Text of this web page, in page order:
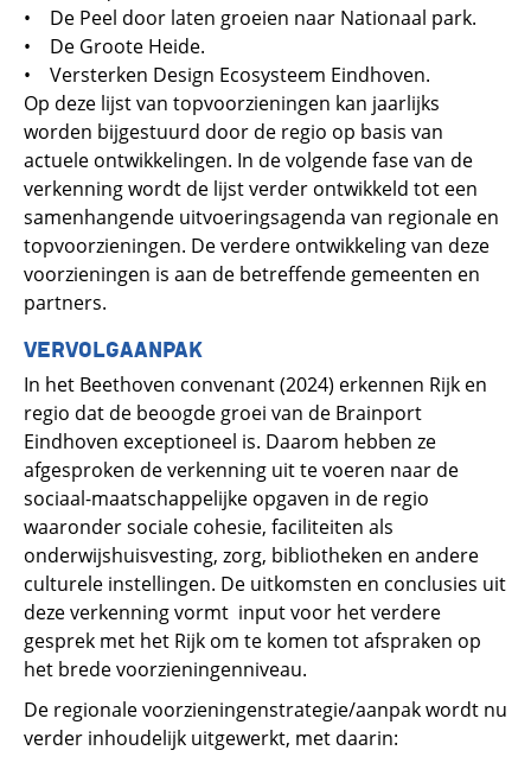
• De Peel door laten groeien naar Nationaal park.
• De Groote Heide.
• Versterken Design Ecosysteem Eindhoven.
Op deze lijst van topvoorzieningen kan jaarlijks
worden bijgestuurd door de regio op basis van
actuele ontwikkelingen. In de volgende fase van de
verkenning wordt de lijst verder ontwikkeld tot een
samenhangende uitvoeringsagenda van regionale en
topvoorzieningen. De verdere ontwikkeling van deze
voorzieningen is aan de betreffende gemeenten en
partners.
VERVOLGAANPAK
In het Beethoven convenant (2024) erkennen Rijk en
regio dat de beoogde groei van de Brainport
Eindhoven exceptioneel is. Daarom hebben ze
afgesproken de verkenning uit te voeren naar de
sociaal-maatschappelijke opgaven in de regio
waaronder sociale cohesie, faciliteiten als
onderwijshuisvesting, zorg, bibliotheken en andere
culturele instellingen. De uitkomsten en conclusies uit
deze verkenning vormt input voor het verdere
gesprek met het Rijk om te komen tot afspraken op
het brede voorzieningenniveau.
De regionale voorzieningenstrategie/aanpak wordt nu
verder inhoudelijk uitgewerkt, met daarin: